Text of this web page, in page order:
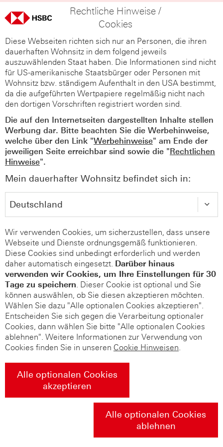
Rechtliche Hinweise /
Cookies
Diese Webseiten richten sich nur an Personen, die ihren
dauerhaften Wohnsitz in dem folgend jeweils
auszuwählenden Staat haben. Die Informationen sind nicht
für US-amerikanische Staatsbürger oder Personen mit
Wohnsitz bzw. ständigem Aufenthalt in den USA bestimmt,
da die aufgeführten Wertpapiere regelmäßig nicht nach
den dortigen Vorschriften registriert worden sind.
Die auf den Internetseiten dargestellten Inhalte stellen
Werbung dar. Bitte beachten Sie die Werbehinweise,
welche über den Link "Werbehinweise" am Ende der
jeweiligen Seite erreichbar sind sowie die "Rechtlichen
Hinweise".
Mein dauerhafter Wohnsitz befindet sich in:
Wir verwenden Cookies, um sicherzustellen, dass unsere
Webseite und Dienste ordnungsgemäß funktionieren.
Diese Cookies sind unbedingt erforderlich und werden
daher automatisch eingesetzt. Darüber hinaus
verwenden wir Cookies, um Ihre Einstellungen für 30
Tage zu speichern. Dieser Cookie ist optional und Sie
können auswählen, ob Sie diesen akzeptieren möchten.
Wählen Sie dazu "Alle optionalen Cookies akzeptieren".
Entscheiden Sie sich gegen die Verarbeitung optionaler
Cookies, dann wählen Sie bitte "Alle optionalen Cookies
ablehnen". Weitere Informationen zur Verwendung von
Cookies finden Sie in unseren Cookie Hinweisen.
Alle optionalen Cookies
akzeptieren
Alle optionalen Cookies
ablehnen